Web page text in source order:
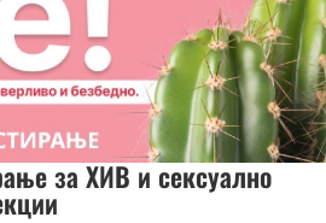
за ХИВ и сексуално